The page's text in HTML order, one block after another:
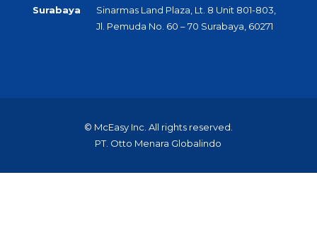
Surabaya
Sinarmas Land Plaza, Lt. 8 Unit 801-803,
Jl. Pemuda No. 60 – 70 Surabaya, 60271
© McEasy Inc. All rights reserved.
PT. Otto Menara Globalindo